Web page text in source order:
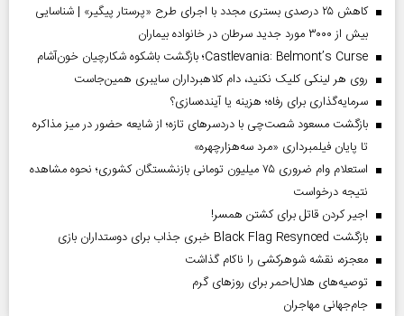
کاهش ۲۵ درصدی بستری مجدد با اجرای طرح «پرستار پیگیر» | شناسایی
بیش از ۳۰۰۰ مورد جدید سرطان در خانواده بیماران
Castlevania: Belmont’s Curse؛ بازگشت باشکوه شکارچیان خون‌آشام
روی هر لینکی کلیک نکنید، دام کلاهبرداران سایبری همین‌جاست
سرمایه‌گذاری برای رفاه؛ هزینه یا آینده‌سازی؟
بازگشت مسعود شصت‌چی با دردسر‌های تازه؛ از شایعه حضور در میز مذاکره
تا پایان فیلمبرداری «مرد سه‌هزارچهره»
استعلام وام ضروری ۷۵ میلیون تومانی بازنشستگان کشوری؛ نحوه مشاهده
نتیجه درخواست
اجیر کردن قاتل برای کشتن همسر!
بازگشت Black Flag Resynced خبری جذاب برای دوستداران بازی
معجزه، نقشه شوهرکشی را ناکام گذاشت
توصیه‌های هلال‌احمر برای روز‌های گرم
جام‌جهانی مهاجران